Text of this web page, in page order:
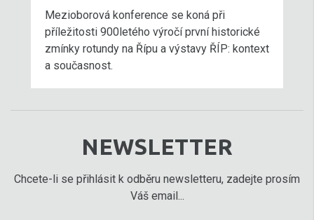
Mezioborová konference se koná při
příležitosti 900letého výročí první historické
zmínky rotundy na Řípu a výstavy ŘÍP: kontext
a současnost.
NEWSLETTER
Chcete-li se přihlásit k odběru newsletteru, zadejte prosím
Váš email...